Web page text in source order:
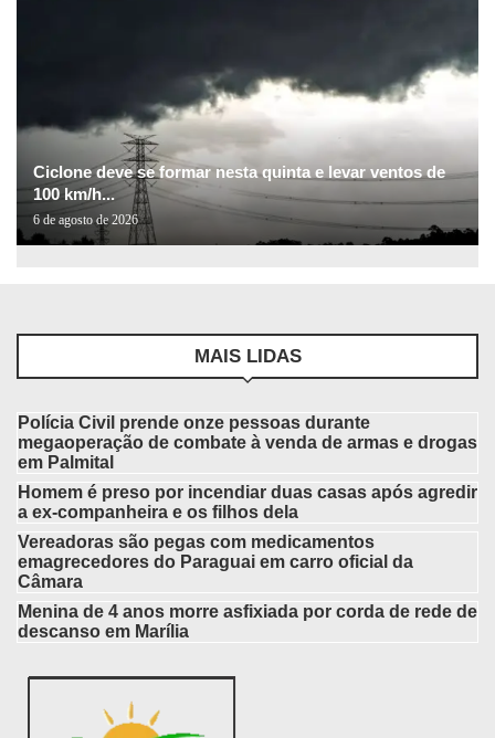
Ciclone deve se formar nesta quinta e levar ventos de
100 km/h...
6 de agosto de 2026
MAIS LIDAS
Polícia Civil prende onze pessoas durante
megaoperação de combate à venda de armas e drogas
em Palmital
Homem é preso por incendiar duas casas após agredir
a ex-companheira e os filhos dela
Vereadoras são pegas com medicamentos
emagrecedores do Paraguai em carro oficial da
Câmara
Menina de 4 anos morre asfixiada por corda de rede de
descanso em Marília